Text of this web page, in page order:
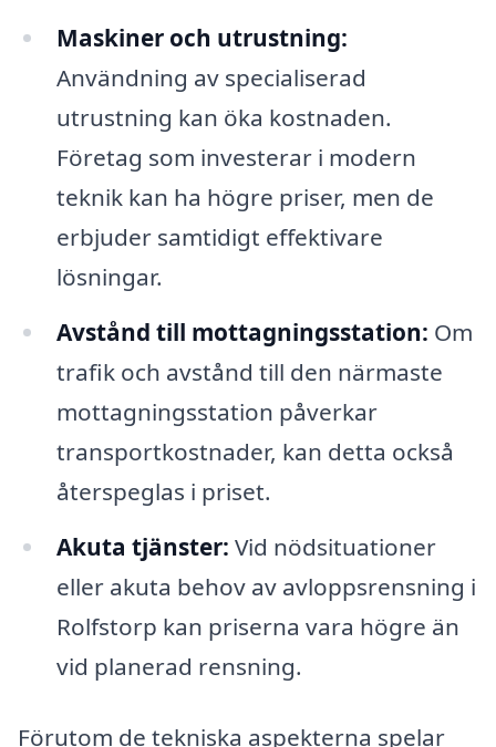
Maskiner och utrustning:
Användning av specialiserad
utrustning kan öka kostnaden.
Företag som investerar i modern
teknik kan ha högre priser, men de
erbjuder samtidigt effektivare
lösningar.
Avstånd till mottagningsstation: Om
trafik och avstånd till den närmaste
mottagningsstation påverkar
transportkostnader, kan detta också
återspeglas i priset.
Akuta tjänster: Vid nödsituationer
eller akuta behov av avloppsrensning i
Rolfstorp kan priserna vara högre än
vid planerad rensning.
Förutom de tekniska aspekterna spelar